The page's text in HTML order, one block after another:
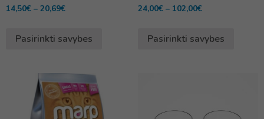
14,50€ – 20,69€
Pasirinkti savybes
24,00€ – 102,00€
Pasirinkti savybes